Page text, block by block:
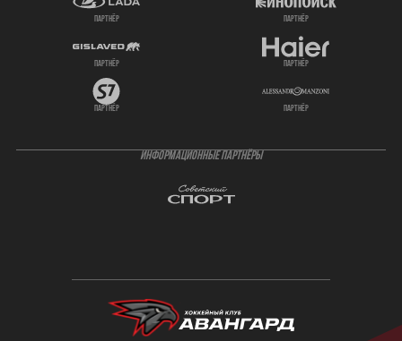
партнёр партнёр
партнёр партнёр
партнёр партнёр
ИНФОРМАЦИОННЫЕ ПАРТНЁРЫ